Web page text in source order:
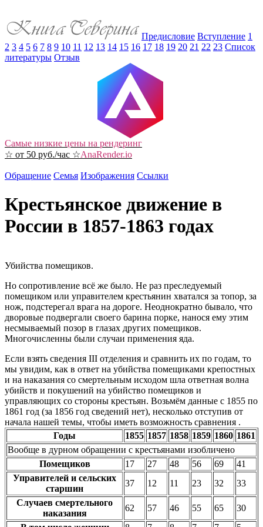
Предисловие Вступление 1
2 3 4 5 6 7 8 9 10 11 12 13 14 15 16 17 18 19 20 21 22 23 Список
литературы Отзыв
Самые низкие цены на рендеринг
☆ от 50 руб./час ☆AnaRender.io
Обращение Семья Изображения Ссылки
Крестьянское движение в
России в 1857-1863 годах
Убийства помещиков.
Но сопротивление всё же было. Не раз преследуемый
помещиком или управителем крестьянин хватался за топор, за
нож, подстерегал врага на дороге. Неоднократно бывало, что
дворовые подвергали своего барина порке, нанося ему этим
несмываемый позор в глазах других помещиков.
Многочисленны были случаи применения яда.
Если взять сведения III отделения и сравнить их по годам, то
мы увидим, как в ответ на убийства помещиками крепостных
и на наказания со смертельным исходом шла ответная волна
убийств и покушений на убийство помещиков и
управляющих со стороны крестьян. Возьмём данные с 1855 по
1861 год (за 1856 год сведений нет), несколько отступив от
начала нашей темы, чтобы иметь возможность сравнения .
Годы
1855 1857 1858 1859 1860 1861
Вообще в дурном обращении с крестьянами изобличено
Помещиков
17 27 48 56 69
41
Управителей и сельских
старшин
37 12 11 23 32
33
Случаев смертельного
наказания
62 57 46 55 65
30